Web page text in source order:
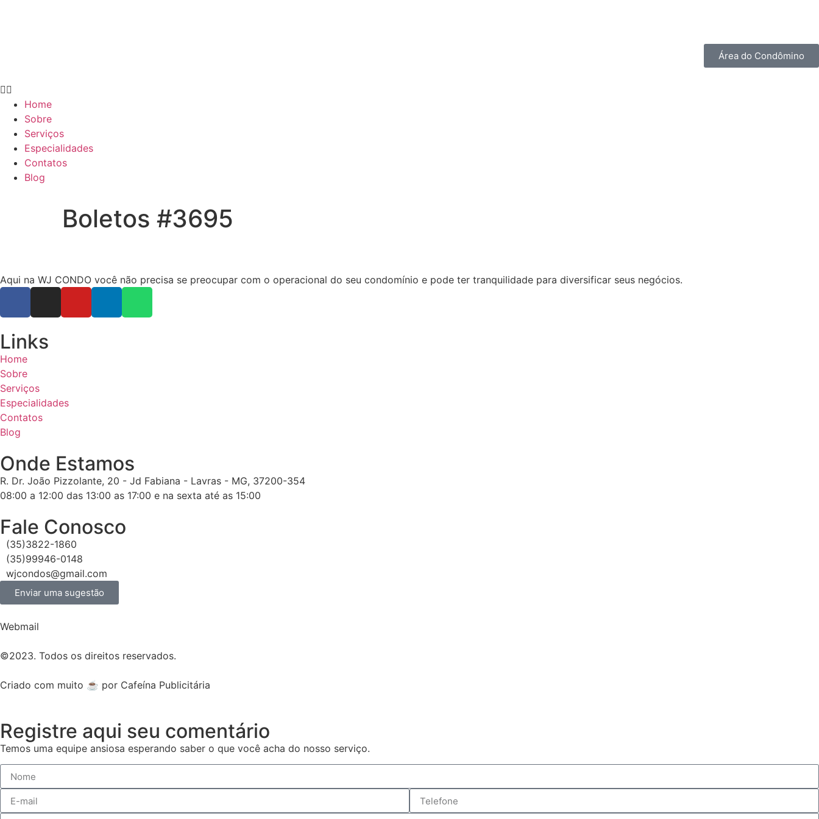
Área do Condômino
Home
Sobre
Serviços
Especialidades
Contatos
Blog
Boletos #3695
Aqui na WJ CONDO você não precisa se preocupar com o operacional do seu condomínio e pode ter tranquilidade para diversificar seus negócios.
Links
Home
Sobre
Serviços
Especialidades
Contatos
Blog
Onde Estamos
R. Dr. João Pizzolante, 20 - Jd Fabiana - Lavras - MG, 37200-354
08:00 a 12:00 das 13:00 as 17:00 e na sexta até as 15:00
Fale Conosco
(35)3822-1860
(35)99946-0148
wjcondos@gmail.com
Enviar uma sugestão
Webmail
©2023. Todos os direitos reservados.
Criado com muito ☕ por Cafeína Publicitária
Registre aqui seu comentário
Temos uma equipe ansiosa esperando saber o que você acha do nosso serviço.